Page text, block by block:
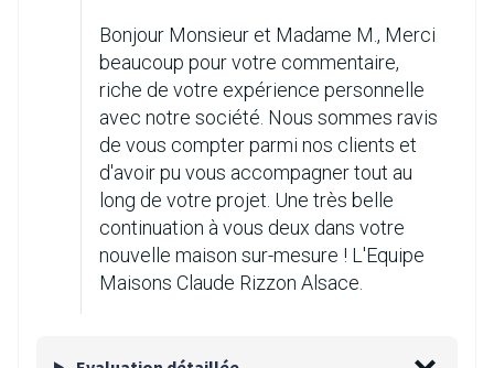
Bonjour Monsieur et Madame M., Merci
beaucoup pour votre commentaire,
riche de votre expérience personnelle
avec notre société. Nous sommes ravis
de vous compter parmi nos clients et
d'avoir pu vous accompagner tout au
long de votre projet. Une très belle
continuation à vous deux dans votre
nouvelle maison sur-mesure ! L'Equipe
Maisons Claude Rizzon Alsace.